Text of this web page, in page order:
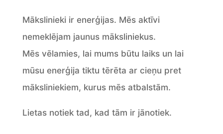
Mākslinieki ir enerģijas. Mēs aktīvi
nemeklējam jaunus māksliniekus.
Mēs vēlamies, lai mums būtu laiks un lai
mūsu enerģija tiktu tērēta ar cieņu pret
māksliniekiem, kurus mēs atbalstām.
Lietas notiek tad, kad tām ir jānotiek.